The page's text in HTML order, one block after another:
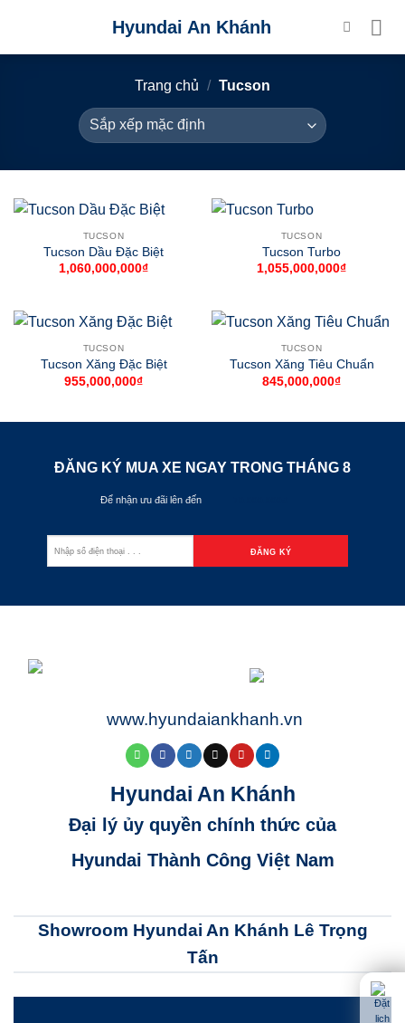
content
Hyundai An Khánh
Trang chủ / Tucson
TUCSON
Tucson Dầu Đặc Biệt
1,060,000,000₫
TUCSON
Tucson Turbo
1,055,000,000₫
TUCSON
Tucson Xăng Đặc Biệt
955,000,000₫
TUCSON
Tucson Xăng Tiêu Chuẩn
845,000,000₫
ĐĂNG KÝ MUA XE NGAY TRONG THÁNG 8
Để nhận ưu đãi lên đến
www.hyundaiankhanh.vn
Hyundai An Khánh
Đại lý ủy quyền chính thức của
Hyundai Thành Công Việt Nam
Showroom Hyundai An Khánh Lê Trọng
Tấn